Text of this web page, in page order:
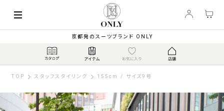
京都発のスーツブランド ONLY
TOP スタッフスタイリング 155cm / サイズ9号